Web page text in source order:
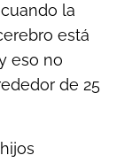
la
está
eso no
de 25